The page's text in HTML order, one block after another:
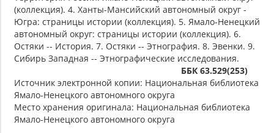
(коллекция). 4. Ханты-Мансийский автономный округ -
Югра: страницы истории (коллекция). 5. Ямало-Ненецкий
автономный округ: страницы истории (коллекция). 6.
Остяки -- История. 7. Остяки -- Этнография. 8. Эвенки. 9.
Сибирь Западная -- Этнографические исследования.
ББК 63.529(253)
Источник электронной копии: Национальная библиотека
Ямало-Ненецкого автономного округа
Место хранения оригинала: Национальная библиотека
Ямало-Ненецкого автономного округа